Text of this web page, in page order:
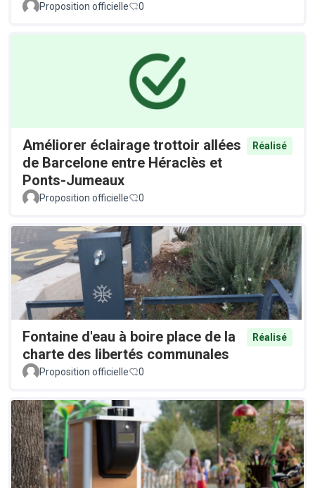
Proposition officielle 0
Améliorer éclairage trottoir allées
de Barcelone entre Héraclès et
Ponts-Jumeaux
Réalisé
Proposition officielle 0
Fontaine d'eau à boire place de la
charte des libertés communales
Réalisé
Proposition officielle 0